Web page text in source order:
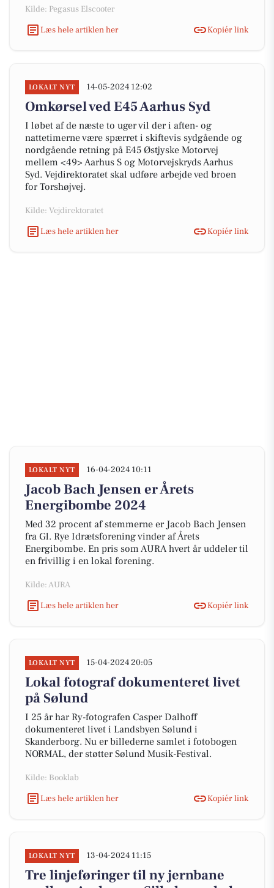
Kilde: Pegasus Elscooter
Læs hele artiklen her
Kopiér link
LOKALT NYT 14-05-2024 12:02
Omkørsel ved E45 Aarhus Syd
I løbet af de næste to uger vil der i aften- og
nattetimerne være spærret i skiftevis sydgående og
nordgående retning på E45 Østjyske Motorvej
mellem <49> Aarhus S og Motorvejskryds Aarhus
Syd. Vejdirektoratet skal udføre arbejde ved broen
for Torshøjvej.
Kilde: Vejdirektoratet
Læs hele artiklen her
Kopiér link
LOKALT NYT 16-04-2024 10:11
Jacob Bach Jensen er Årets
Energibombe 2024
Med 32 procent af stemmerne er Jacob Bach Jensen
fra Gl. Rye Idrætsforening vinder af Årets
Energibombe. En pris som AURA hvert år uddeler til
en frivillig i en lokal forening.
Kilde: AURA
Læs hele artiklen her
Kopiér link
LOKALT NYT 15-04-2024 20:05
Lokal fotograf dokumenteret livet
på Sølund
I 25 år har Ry-fotografen Casper Dalhoff
dokumenteret livet i Landsbyen Sølund i
Skanderborg. Nu er billederne samlet i fotobogen
NORMAL, der støtter Sølund Musik-Festival.
Kilde: Booklab
Læs hele artiklen her
Kopiér link
LOKALT NYT 13-04-2024 11:15
Tre linjeføringer til ny jernbane